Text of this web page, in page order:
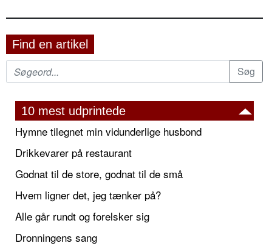
Find en artikel
10 mest udprintede
Hymne tilegnet min vidunderlige husbond
Drikkevarer på restaurant
Godnat til de store, godnat til de små
Hvem ligner det, jeg tænker på?
Alle går rundt og forelsker sig
Dronningens sang